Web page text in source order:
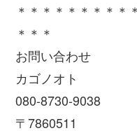
＊＊＊＊＊＊＊＊＊
＊＊＊
お問い合わせ
カゴノオト
080-8730-9038
〒7860511